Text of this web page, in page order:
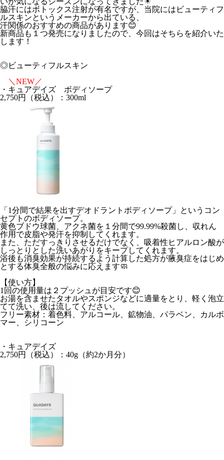
脇汗にはボトックス注射が有名ですが、当院にはビューティフ
ルスキンというメーカーから出ている、
汗関係のおすすめの商品があります😊
新商品も１つ発売になりましたので、今回はそちらを紹介いた
します！
◎ビューティフルスキン
＼NEW／
・キュアデイズ ボディソープ
2,750円
（税込）：300ml
「1分間で結果を出すデオドラントボディソープ」というコン
セプトのボディソープ。
黄色ブドウ球菌、アクネ菌を１分間で99.99%殺菌し、収れん
作用で皮脂や発汗を抑制してくれます。
また、ただすっきりさせるだけでなく、吸着性ヒアルロン酸が
しっとりとした洗いあがりをキープしてくれます。
浴後も消臭効果が持続するよう計算した処方が腋臭症をはじめ
とする体臭全般の悩みに応えます🧼
【使い方】
1回の使用量は２プッシュが目安です😊
お湯を含ませたタオルやスポンジなどに適量をとり、軽く泡立
てて洗い、後は流してください。
フリー素材：着色料、アルコール、鉱物油、パラベン、カルボ
マー、シリコーン
・キュアデイズ
2,750円
（税込）：40g（約2か月分）